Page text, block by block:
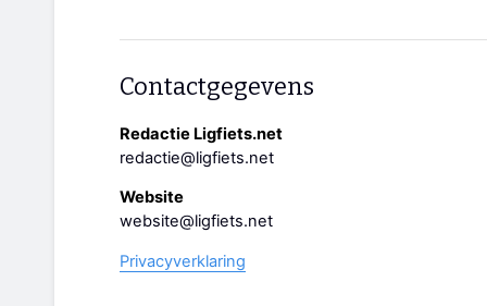
Contactgegevens
Redactie Ligfiets.net
redactie@ligfiets.net
Website
website@ligfiets.net
Privacyverklaring